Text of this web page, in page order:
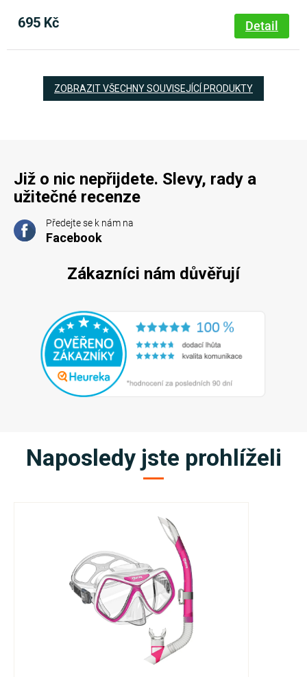
695 Kč Detail
ZOBRAZIT VŠECHNY SOUVISEJÍCÍ PRODUKTY
Již o nic nepřijdete. Slevy, rady a
užitečné recenze
Předejte se k nám na
Facebook
Zákazníci nám důvěřují
Naposledy jste prohlíželi